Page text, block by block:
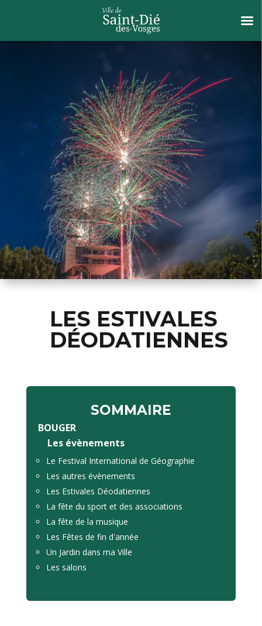
LES ESTIVALES
DÉODATIENNES
SOMMAIRE
BOUGER
Les évènements
Le Festival International de Géographie
Les autres évènements
Les Estivales Déodatiennes
La fête du sport et des associations
La fête de la musique
Les Fêtes de fin d'année
Un Jardin dans ma Ville
Les salons